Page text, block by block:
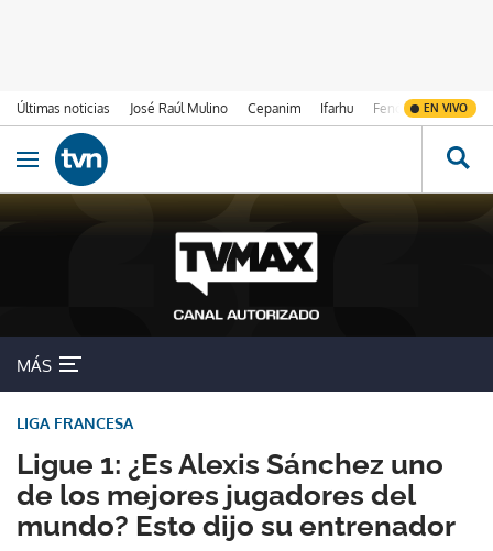
Últimas noticias José Raúl Mulino Cepanim Ifarhu Fenómeno de El
EN VIVO
Ir al contenido
Obrir navegació
MÁS
Ligue 1: ¿Es Alexis Sánchez uno
de los mejores jugadores del
mundo? Esto dijo su entrenador
LIGA FRANCESA